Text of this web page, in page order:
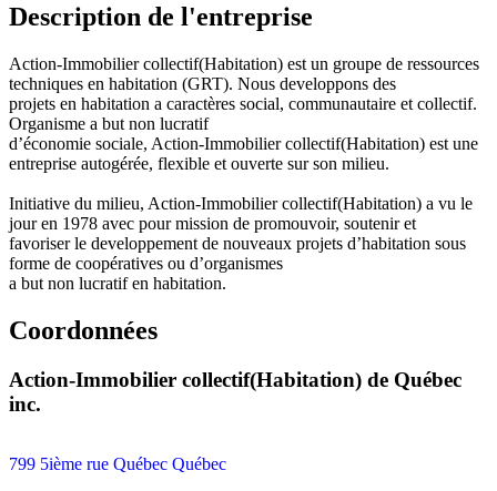
Description de l'entreprise
Action-Immobilier collectif(Habitation) est un groupe de ressources
techniques en habitation (GRT). Nous developpons des
projets en habitation a caractères social, communautaire et collectif.
Organisme a but non lucratif
d’économie sociale, Action-Immobilier collectif(Habitation) est une
entreprise autogérée, flexible et ouverte sur son milieu.
Initiative du milieu, Action-Immobilier collectif(Habitation) a vu le
jour en 1978 avec pour mission de promouvoir, soutenir et
favoriser le developpement de nouveaux projets d’habitation sous
forme de coopératives ou d’organismes
a but non lucratif en habitation.
Coordonnées
Action-Immobilier collectif(Habitation) de Québec
inc.
799 5ième rue Québec Québec